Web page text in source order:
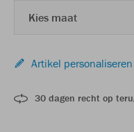
Kies maat
Artikel personaliseren
30 dagen recht op